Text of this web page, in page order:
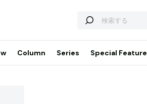
Column Series Special Feature